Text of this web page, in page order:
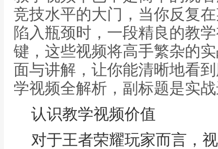
竞技水平的大门，当你反复
陷入瓶颈时，一段精良的教
键，这些视频将高手繁杂的
面与讲解，让你能清晰地看
学视频全解析，副标题是实
认识教学视频价值
对于王者荣耀玩家而言，